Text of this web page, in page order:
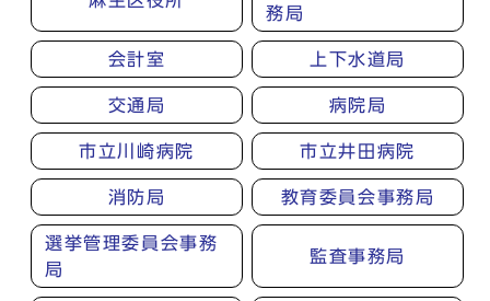
務局
会計室 上下水道局
交通局 病院局
市立川崎病院 市立井田病院
消防局 教育委員会事務局
選挙管理委員会事務
局
監査事務局